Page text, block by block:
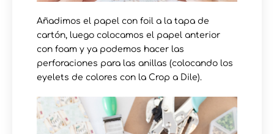
Añadimos el papel con foil a la tapa de
cartón, luego colocamos el papel anterior
con foam y ya podemos hacer las
perforaciones para las anillas (colocando los
eyelets de colores con la Crop a Dile).